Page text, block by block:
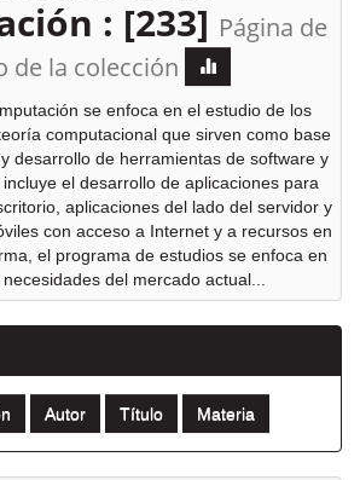
: [233] Página de
de la colección
se enfoca en el estudio de los
computacional que sirven como base
desarrollo de herramientas de software y
el desarrollo de aplicaciones para
aplicaciones del lado del servidor y
con acceso a Internet y a recursos en
el programa de estudios se enfoca en
del mercado actual...